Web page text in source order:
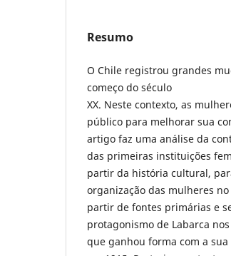
Resumo
O Chile registrou grandes
começo do século
XX. Neste contexto, as
público para melhorar sua
artigo faz uma análise da
das primeiras instituições
partir da história cultural,
organização das mulheres
partir de fontes primárias e
protagonismo de Labarca
que ganhou forma com a